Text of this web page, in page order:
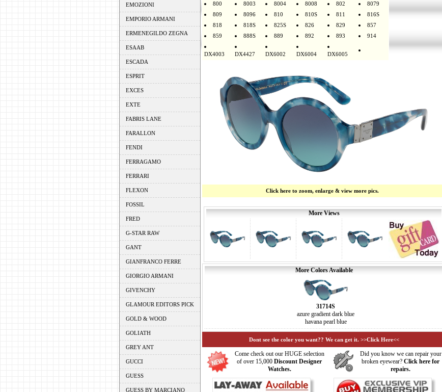
EMOZIONI
EMPORIO ARMANI
ERMENEGILDO ZEGNA
ESAAB
ESCADA
ESPRIT
EXCES
EXTE
FABRIS LANE
FARALLON
FENDI
FERRAGAMO
FERRARI
FLEXON
FOSSIL
FRED
G-STAR RAW
GANT
GIANFRANCO FERRE
GIORGIO ARMANI
GIVENCHY
GLAMOUR EDITORS PICK
GOLD & WOOD
GOLIATH
GREY ANT
GUCCI
GUESS
GUESS BY MARCIANO
800
8003 8004 8008 802
8079
809
8096 810 810S 811
816S
818
818S 825S 826 829
857
859
888S 889 892 893 914
DX4003 DX4427 DX6002 DX6004 DX6005
Click here to zoom, enlarge & view more pics.
More Views
More Colors Available
31714S
azure gradient dark blue
havana pearl blue
Dont see the color you want?? We can get it. >>Click Here<<
Come check out our HUGE selection
of over 15,000 Discount Designer
Watches.
Did you know we can repair your
broken eyewear? Click here for
repairs.